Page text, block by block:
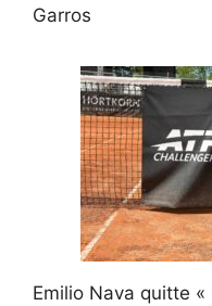
Garros
Emilio Nava quitte «